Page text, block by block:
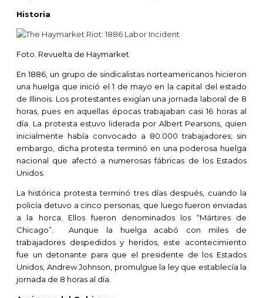
Historia
Foto. Revuelta de Haymarket
En 1886, un grupo de sindicalistas norteamericanos hicieron
una huelga que inició el 1 de mayo en la capital del estado
de Illinois. Los protestantes exigían una jornada laboral de 8
horas, pues en aquellas épocas trabajaban casi 16 horas al
día. La protesta estuvo liderada por Albert Pearsons, quien
inicialmente había convocado a 80.000 trabajadores; sin
embargo, dicha protesta terminó en una poderosa huelga
nacional que afectó a numerosas fábricas de los Estados
Unidos.
La histórica protesta terminó tres días después, cuando la
policía detuvo a cinco personas, que luego fueron enviadas
a la horca. Ellos fueron denominados los “Mártires de
Chicago”. Aunque la huelga acabó con miles de
trabajadores despedidos y heridos, este acontecimiento
fue un detonante para que el presidente de los Estados
Unidos, Andrew Johnson, promulgue la ley que establecía la
jornada de 8 horas al día.